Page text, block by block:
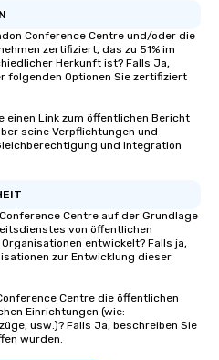
Conference Centre und/oder die
zertifiziert, das zu 51% im
Herkunft ist? Falls Ja,
folgenden Optionen Sie zertifiziert
einen Link zum öffentlichen Bericht
seine Verpflichtungen und
und Integration
Centre auf der Grundlage
von öffentlichen
entwickelt? Falls ja,
zur Entwicklung dieser
Centre die öffentlichen
Einrichtungen (wie:
usw.)? Falls Ja, beschreiben Sie
wurden.